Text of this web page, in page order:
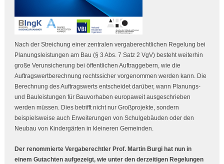
Nach der Streichung einer zentralen vergaberechtlichen Regelung bei
Planungsleistungen am Bau (§ 3 Abs. 7 Satz 2 VgV) besteht weiterhin
große Verunsicherung bei öffentlichen Auftraggebern, wie die
Auftragswertberechnung rechtssicher vorgenommen werden kann. Die
Berechnung des Auftragswerts entscheidet darüber, wann Planungs-
und Bauleistungen für Bauvorhaben europaweit ausgeschrieben
werden müssen. Dies betrifft nicht nur Großprojekte, sondern
beispielsweise auch Erweiterungen von Schulgebäuden oder den
Neubau von Kindergärten in kleineren Gemeinden.
Der renommierte Vergaberechtler Prof. Martin Burgi hat nun in
einem Gutachten aufgezeigt, wie unter den derzeitigen Regelungen